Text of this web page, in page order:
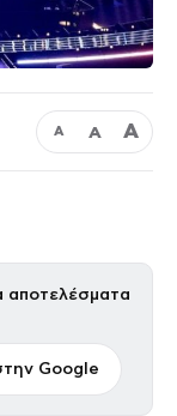
Α Α Α
αποτελέσματα
Google